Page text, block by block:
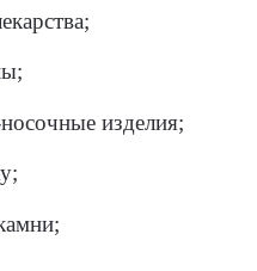
изделия;